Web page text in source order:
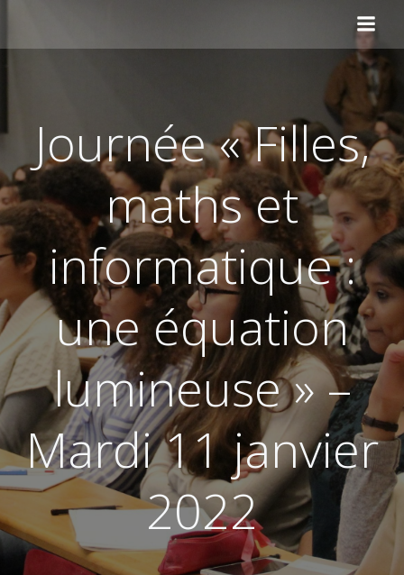
contenu
Journée « Filles,
maths et
informatique :
une équation
lumineuse » –
Mardi 11 janvier
2022